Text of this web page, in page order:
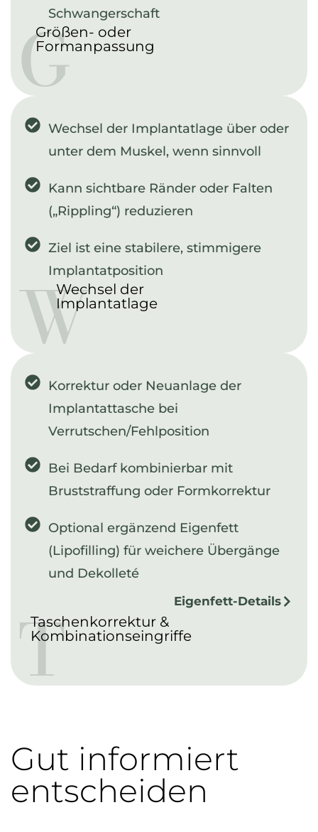
Schwangerschaft
G
Größen- oder
Formanpassung
Wechsel der Implantatlage über oder
unter dem Muskel, wenn sinnvoll
Kann sichtbare Ränder oder Falten
(„Rippling“) reduzieren
Ziel ist eine stabilere, stimmigere
Implantatposition
WWechsel der
Implantatlage
Korrektur oder Neuanlage der
Implantattasche bei
Verrutschen/Fehlposition
Bei Bedarf kombinierbar mit
Bruststraffung oder Formkorrektur
Optional ergänzend Eigenfett
(Lipofilling) für weichere Übergänge
und Dekolleté
Eigenfett-Details
T
Taschenkorrektur &
Kombinationseingriffe
Gut informiert
entscheiden